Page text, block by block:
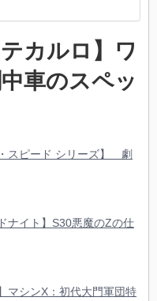
カルロ】ワ
車のスペッ
スピード シリーズ】 劇
ナイト】S30悪魔のZの仕
マシンX：初代大門軍団特